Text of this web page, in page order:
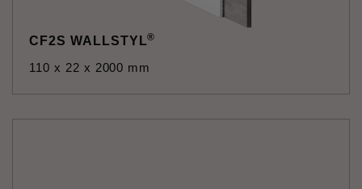
CF2S WALLSTYL®
110 x 22 x 2000 mm